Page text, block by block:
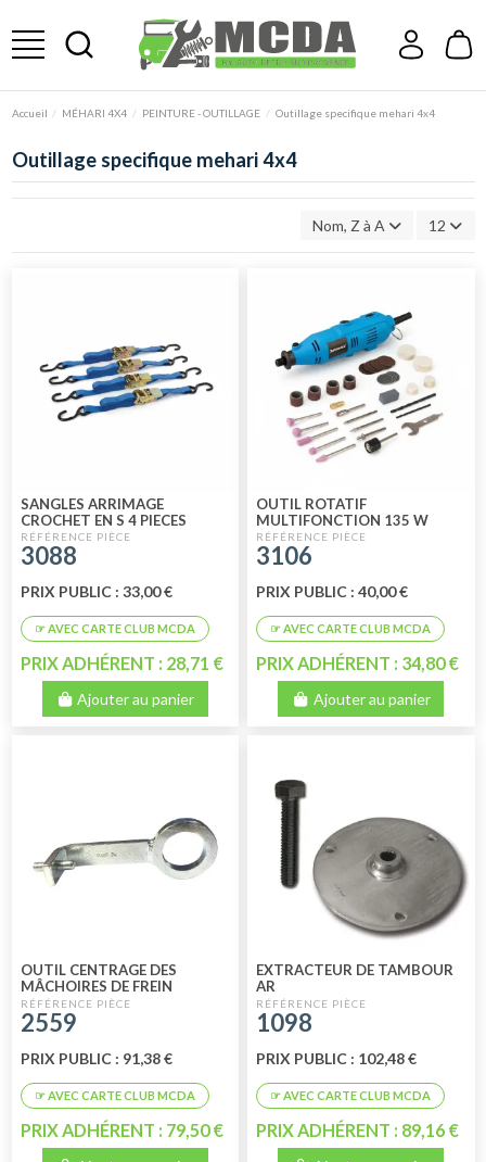
Accueil MÉHARI 4X4 PEINTURE - OUTILLAGE Outillage specifique mehari 4x4
Outillage specifique mehari 4x4
Nom, Z à A 12
SANGLES ARRIMAGE
CROCHET EN S 4 PIECES
3088
PRIX PUBLIC : 33,00 €
PRIX ADHÉRENT : 28,71 €
Ajouter au panier
OUTIL ROTATIF
MULTIFONCTION 135 W
3106
PRIX PUBLIC : 40,00 €
PRIX ADHÉRENT : 34,80 €
Ajouter au panier
OUTIL CENTRAGE DES
MÂCHOIRES DE FREIN
ARRIÈRE (MONTAGE
EXCENTRIQUE D'ORIGINE)
2559
PRIX PUBLIC : 91,38 €
PRIX ADHÉRENT : 79,50 €
EXTRACTEUR DE TAMBOUR
AR
1098
PRIX PUBLIC : 102,48 €
PRIX ADHÉRENT : 89,16 €